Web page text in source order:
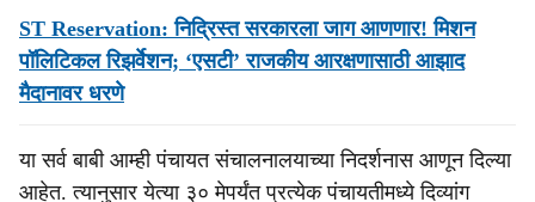
ST Reservation: निद्रिस्त सरकारला जाग आणणार! मिशन
पॉलिटिकल रिझर्वेशन; ‘एसटी’ राजकीय आरक्षणासाठी आझाद
मैदानावर धरणे
या सर्व बाबी आम्ही पंचायत संचालनालयाच्या निदर्शनास आणून दिल्या
आहेत. त्यानुसार येत्या ३० मेपर्यंत प्रत्येक पंचायतीमध्ये दिव्यांग